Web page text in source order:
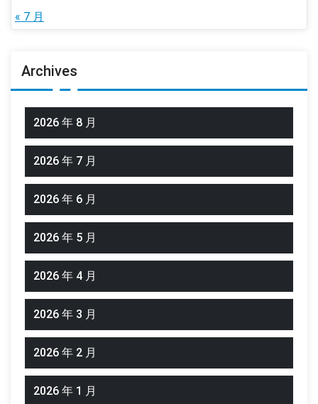
« 7 月
Archives
2026 年 8 月
2026 年 7 月
2026 年 6 月
2026 年 5 月
2026 年 4 月
2026 年 3 月
2026 年 2 月
2026 年 1 月